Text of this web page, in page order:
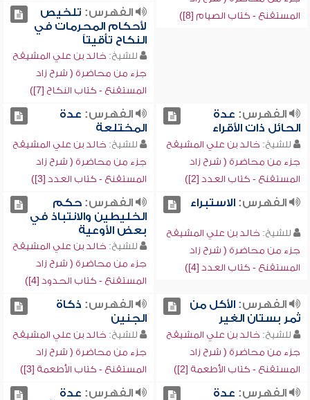
المستقنع - كتاب الصيام [8])
الفهرس: تلخيص
لأحكام المحرمات في
النكاح تأقيتاً
للشيخ: خالد بن علي المشيقح
جزء من محاضرة ( شرح زاد
المستقنع - كتاب النكاح [7])
الفهرس: عدة
الحائل ذات الأقراء
للشيخ: خالد بن علي المشيقح
جزء من محاضرة ( شرح زاد
المستقنع - كتاب العدد [2])
الفهرس: عدة
المختلعة
للشيخ: خالد بن علي المشيقح
جزء من محاضرة ( شرح زاد
المستقنع - كتاب العدد [3])
الفهرس:الاستبراء
للشيخ: خالد بن علي المشيقح
جزء من محاضرة ( شرح زاد
المستقنع - كتاب العدد [4])
الفهرس:حكم
الخليطين والانتباذ في
بعض الأوعية
للشيخ: خالد بن علي المشيقح
جزء من محاضرة ( شرح زاد
المستقنع - كتاب الحدود [4])
الفهرس:الأكل من
ثمر بستان الغير
للشيخ: خالد بن علي المشيقح
جزء من محاضرة ( شرح زاد
المستقنع - كتاب الأطعمة [2])
الفهرس: ذكاة
الجنين
للشيخ: خالد بن علي المشيقح
جزء من محاضرة ( شرح زاد
المستقنع - كتاب الأطعمة [3])
الفهرس: عدة
الفهرس: عدة